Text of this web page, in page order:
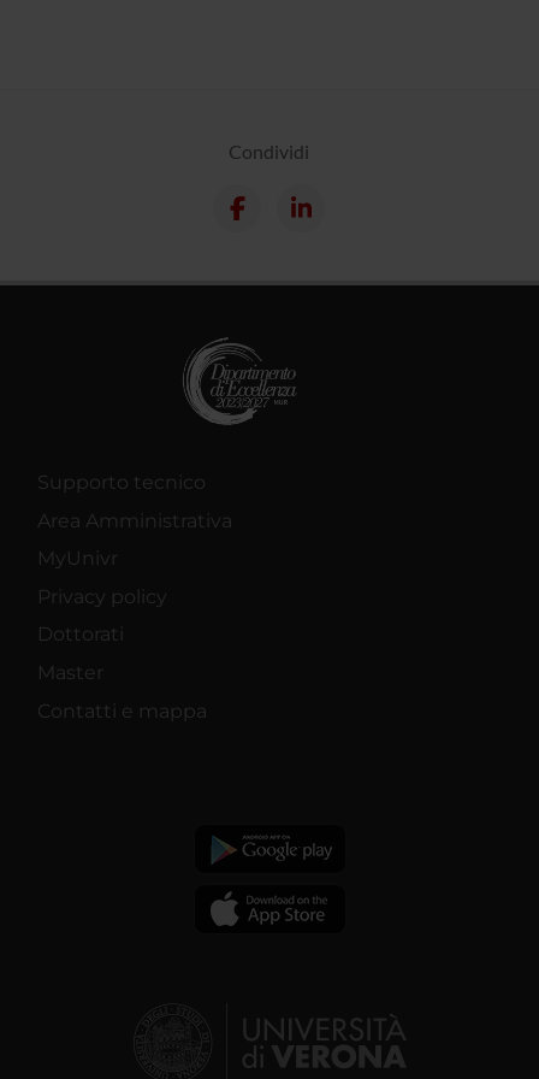
Condividi
Supporto tecnico
Area Amministrativa
MyUnivr
Privacy policy
Dottorati
Master
Contatti e mappa